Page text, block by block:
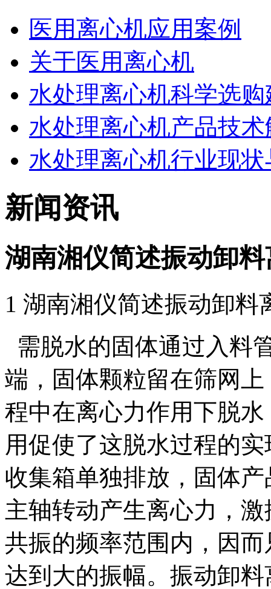
医用离心机应用案例
关于医用离心机
水处理离心机科学选购
水处理离心机产品技术
水处理离心机行业现
新闻资讯
湖南湘仪简述振动卸
1 湖南湘仪简述振动卸
需脱水的固体通过入料
端，固体颗粒留在筛网
程中在离心力作用下脱
用促使了这脱水过程的
收集箱单独排放，固体
主轴转动产生离心力，
共振的频率范围内，因
达到大的振幅。振动卸